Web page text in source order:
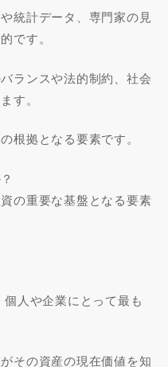
統計データ、専門家の見
です。
ランスや法的制約、社会
す。
根拠となる要素です。
の重要な基盤となる要素
人や企業にとって最も
その資産の現在価値を知